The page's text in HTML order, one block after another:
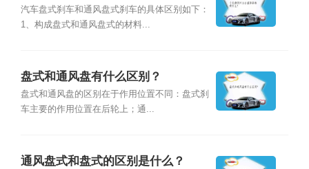
汽车盘式刹车和通风盘式刹车的具体区别如下：
1、构成盘式和通风盘式的材料...
盘式和通风盘有什么区别？
盘式和通风盘的区别在于作用位置不同：盘式刹
车主要的作用位置在后轮上；通...
通风盘式和盘式的区别是什么？